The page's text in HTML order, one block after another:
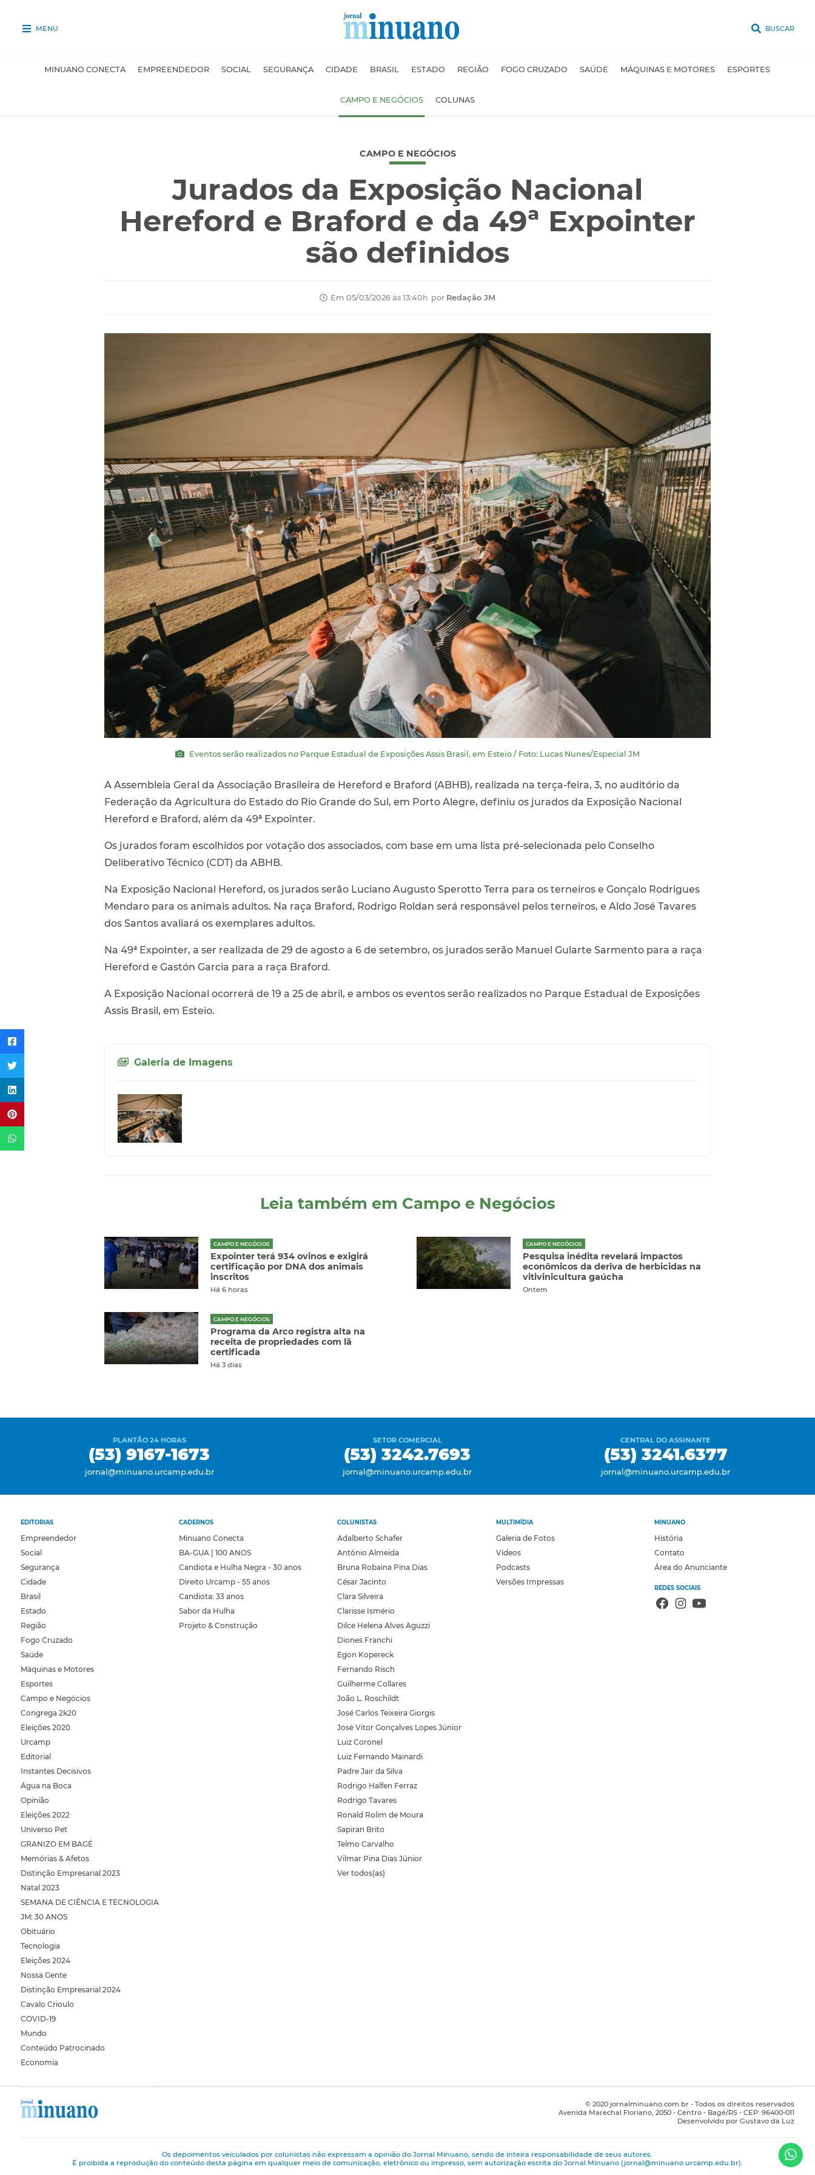
MENU BUSCAR
MINUANO CONECTA EMPREENDEDOR SOCIAL SEGURANÇA CIDADE BRASIL ESTADO REGIÃO FOGO CRUZADO SAÚDE MÁQUINAS E MOTORES ESPORTES
CAMPO E NEGÓCIOS COLUNAS
CAMPO E NEGÓCIOS
Jurados da Exposição Nacional
Hereford e Braford e da 49ª Expointer
são definidos
Em 05/03/2026 às 13:40h por Redação JM
Eventos serão realizados no Parque Estadual de Exposições Assis Brasil, em Esteio / Foto: Lucas Nunes/Especial JM
A Assembleia Geral da Associação Brasileira de Hereford e Braford (ABHB), realizada na terça-feira, 3, no auditório da
Federação da Agricultura do Estado do Rio Grande do Sul, em Porto Alegre, definiu os jurados da Exposição Nacional
Hereford e Braford, além da 49ª Expointer.
Os jurados foram escolhidos por votação dos associados, com base em uma lista pré-selecionada pelo Conselho
Deliberativo Técnico (CDT) da ABHB.
Na Exposição Nacional Hereford, os jurados serão Luciano Augusto Sperotto Terra para os terneiros e Gonçalo Rodrigues
Mendaro para os animais adultos. Na raça Braford, Rodrigo Roldan será responsável pelos terneiros, e Aldo José Tavares
dos Santos avaliará os exemplares adultos.
Na 49ª Expointer, a ser realizada de 29 de agosto a 6 de setembro, os jurados serão Manuel Gularte Sarmento para a raça
Hereford e Gastón Garcia para a raça Braford.
A Exposição Nacional ocorrerá de 19 a 25 de abril, e ambos os eventos serão realizados no Parque Estadual de Exposições
Assis Brasil, em Esteio.
Galeria de Imagens
Leia também em Campo e Negócios
CAMPO E NEGÓCIOS
Expointer terá 934 ovinos e exigirá
certificação por DNA dos animais
inscritos
Há 6 horas
CAMPO E NEGÓCIOS
Pesquisa inédita revelará impactos
econômicos da deriva de herbicidas na
vitivinicultura gaúcha
Ontem
CAMPO E NEGÓCIOS
Programa da Arco registra alta na
receita de propriedades com lã
certificada
Há 3 dias
PLANTÃO 24 HORAS
(53) 9167-1673
jornal@minuano.urcamp.edu.br
SETOR COMERCIAL
(53) 3242.7693
jornal@minuano.urcamp.edu.br
CENTRAL DO ASSINANTE
(53) 3241.6377
jornal@minuano.urcamp.edu.br
EDITORIAS
Empreendedor
Social
Segurança
Cidade
Brasil
Estado
Região
Fogo Cruzado
Saúde
Máquinas e Motores
Esportes
Campo e Negócios
Congrega 2k20
Eleições 2020
Urcamp
Editorial
Instantes Decisivos
Água na Boca
Opinião
Eleições 2022
Universo Pet
GRANIZO EM BAGÉ
Memórias & Afetos
Distinção Empresarial 2023
Natal 2023
SEMANA DE CIÊNCIA E TECNOLOGIA
JM: 30 ANOS
Obituário
Tecnologia
Eleições 2024
Nossa Gente
Distinção Empresarial 2024
Cavalo Crioulo
COVID-19
Mundo
Conteúdo Patrocinado
Economia
CADERNOS
Minuano Conecta
BA-GUA | 100 ANOS
Candiota e Hulha Negra - 30 anos
Direito Urcamp - 55 anos
Candiota: 33 anos
Sabor da Hulha
Projeto & Construção
COLUNISTAS
Adalberto Schafer
Antônio Almeida
Bruna Robaina Pina Dias
César Jacinto
Clara Silveira
Clarisse Ismério
Dilce Helena Alves Aguzzi
Diones Franchi
Egon Kopereck
Fernando Risch
Guilherme Collares
João L. Roschildt
José Carlos Teixeira Giorgis
José Vitor Gonçalves Lopes Júnior
Luiz Coronel
Luiz Fernando Mainardi
Padre Jair da Silva
Rodrigo Halfen Ferraz
Rodrigo Tavares
Ronald Rolim de Moura
Sapiran Brito
Telmo Carvalho
Vilmar Pina Dias Júnior
Ver todos(as)
MULTIMÍDIA
Galeria de Fotos
Vídeos
Podcasts
Versões Impressas
MINUANO
História
Contato
Área do Anunciante
REDES SOCIAIS
© 2020 jornalminuano.com.br - Todos os direitos reservados
Avenida Marechal Floriano, 2050 - Centro - Bagé/RS - CEP: 96400-011
Desenvolvido por Gustavo da Luz
Os depoimentos veiculados por colunistas não expressam a opinião do Jornal Minuano, sendo de inteira responsabilidade de seus autores.
É proibida a reprodução do conteúdo desta página em qualquer meio de comunicação, eletrônico ou impresso, sem autorização escrita do Jornal Minuano (jornal@minuano.urcamp.edu.br).